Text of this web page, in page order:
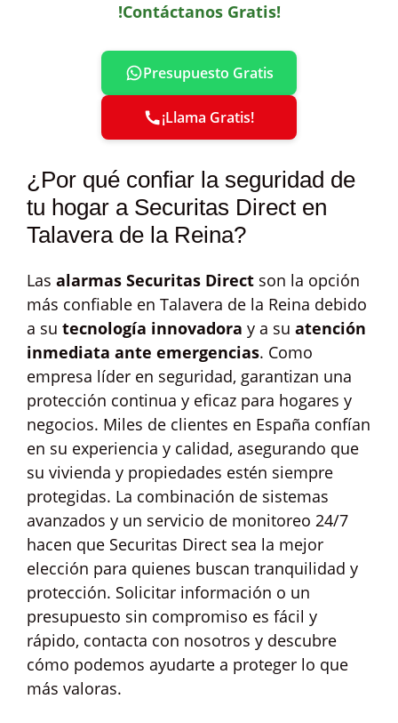
!Contáctanos Gratis!
Presupuesto Gratis
¡Llama Gratis!
¿Por qué confiar la seguridad de
tu hogar a Securitas Direct en
Talavera de la Reina?
Las alarmas Securitas Direct son la opción
más confiable en Talavera de la Reina debido
a su tecnología innovadora y a su atención
inmediata ante emergencias. Como
empresa líder en seguridad, garantizan una
protección continua y eficaz para hogares y
negocios. Miles de clientes en España confían
en su experiencia y calidad, asegurando que
su vivienda y propiedades estén siempre
protegidas. La combinación de sistemas
avanzados y un servicio de monitoreo 24/7
hacen que Securitas Direct sea la mejor
elección para quienes buscan tranquilidad y
protección. Solicitar información o un
presupuesto sin compromiso es fácil y
rápido, contacta con nosotros y descubre
cómo podemos ayudarte a proteger lo que
más valoras.